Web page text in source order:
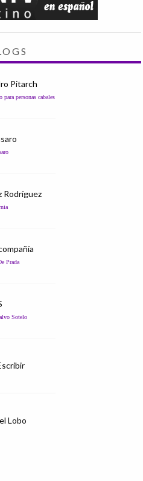
Pitarch
personas cabales
Rodríguez
Prada
Sotelo
Lobo